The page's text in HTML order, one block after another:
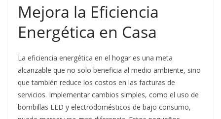
Mejora la Eficiencia
Energética en Casa
La eficiencia energética en el hogar es una meta
alcanzable que no solo beneficia al medio ambiente, sino
que también reduce los costos en las facturas de
servicios. Implementar cambios simples, como el uso de
bombillas LED y electrodomésticos de bajo consumo,